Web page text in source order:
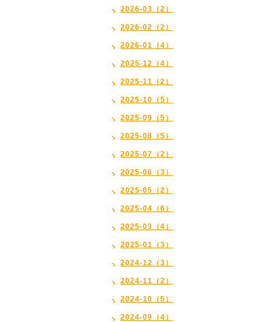
2026-03（2）
2026-02（2）
2026-01（4）
2025-12（4）
2025-11（2）
2025-10（5）
2025-09（5）
2025-08（5）
2025-07（2）
2025-06（3）
2025-05（2）
2025-04（6）
2025-03（4）
2025-01（3）
2024-12（3）
2024-11（2）
2024-10（5）
2024-09（4）